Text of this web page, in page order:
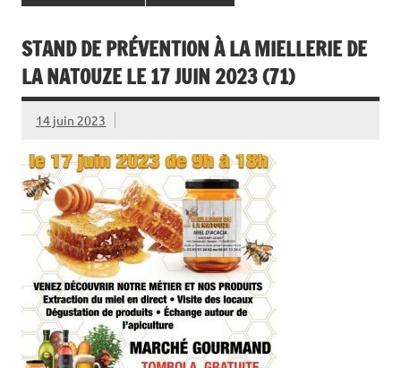
STAND DE PRÉVENTION À LA MIELLERIE DE
LA NATOUZE LE 17 JUIN 2023 (71)
14 juin 2023